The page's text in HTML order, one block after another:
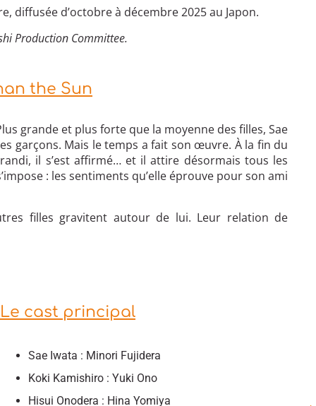
diffusée d’octobre à décembre 2025 au Japon.
Production Committee.
the Sun
grande et plus forte que la moyenne des filles, Sae
garçons. Mais le temps a fait son œuvre. À la fin du
il s’est affirmé… et il attire désormais tous les
: les sentiments qu’elle éprouve pour son ami
filles gravitent autour de lui. Leur relation de
Le cast principal
Sae Iwata : Minori Fujidera
Koki Kamishiro : Yuki Ono
Hisui Onodera : Hina Yomiya